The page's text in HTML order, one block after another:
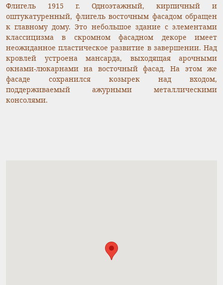
Флигель 1915 г. Одноэтажный, кирпичный и
оштукатуренный, флигель восточным фасадом обращен
к главному дому. Это небольшое здание с элементами
классицизма в скромном фасадном декоре имеет
неожиданное пластическое развитие в завершении. Над
кровлей устроена мансарда, выходящая арочными
окнами-люкарнами на восточный фасад. На этом же
фасаде сохранился козырек над входом,
поддерживаемый ажурными металлическими
консолями.